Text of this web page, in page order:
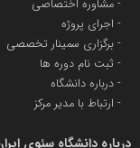
پایگاه اطلاع
آهن و فولاد غدیر
تامین آهن اسفنجی
مسعودصادقی
مشاوره اختصاصی
اجرای پروژه
برگزاری سمینار تخصصی
ثبت نام دوره ها
درباره دانشگاه
ارتباط با مدیر مرکز
درباره دانشگاه سئوی